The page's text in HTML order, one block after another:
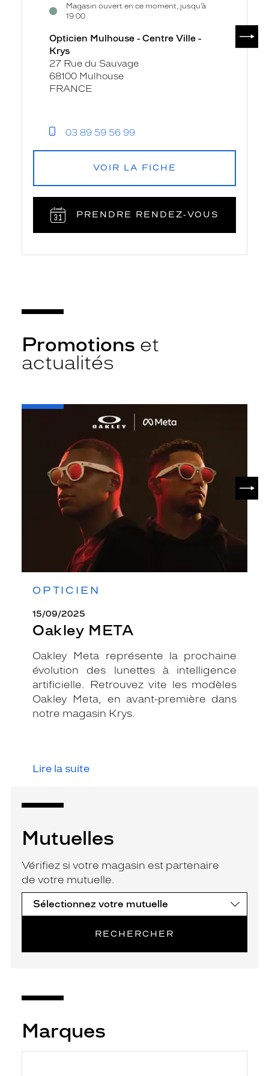
Magasin ouvert en ce moment, jusqu’à
19:00
Opticien Mulhouse - Centre Ville -
Krys
27 Rue du Sauvage
68100 Mulhouse
FRANCE
03 89 59 56 99
VOIR LA FICHE
PRENDRE RENDEZ‑VOUS
Promotions et
actualités
OPTICIEN
15/09/2025
Oakley META
Oakley Meta représente la prochaine
évolution des lunettes à intelligence
artificielle. Retrouvez vite les modèles
Oakley Meta, en avant-première dans
notre magasin Krys.
Lire la suite
-
Mutuelles
Vérifiez si votre magasin est partenaire
de votre mutuelle.
RECHERCHER
Marques